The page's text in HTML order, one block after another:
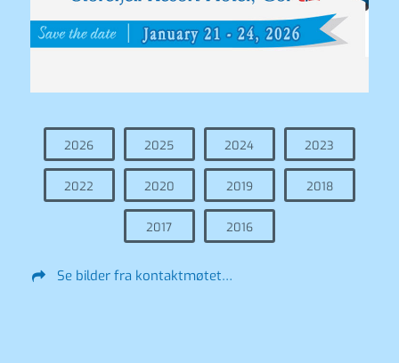
2026 2025 2024 2023
2022 2020 2019 2018
2017 2016
Se bilder fra kontaktmøtet…